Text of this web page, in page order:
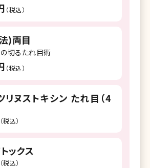
ニック 横須賀中央院
ニック 千葉センシティ院
ニック 柏院
リニック 流山おおたかの森院
ニック 宇都宮院
ニック 名古屋駅本院
（税込）
)両目
切るたれ目術
（税込）
ヌストキシン たれ目（4
（税込）
ックス
（税込）